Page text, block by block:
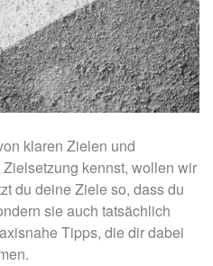
klaren Zielen und
kennst, wollen wir
du deine Ziele so, dass du
sie auch tatsächlich
Tipps, die dir dabei